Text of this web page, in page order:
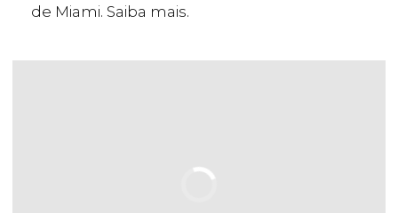
de Miami. Saiba mais.